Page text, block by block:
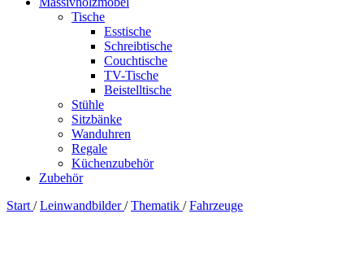
Tische
Esstische
Schreibtische
Couchtische
TV-Tische
Beistelltische
Stühle
Sitzbänke
Wanduhren
Regale
Küchenzubehör
Zubehör
Start / Leinwandbilder/ Thematik / Fahrzeuge